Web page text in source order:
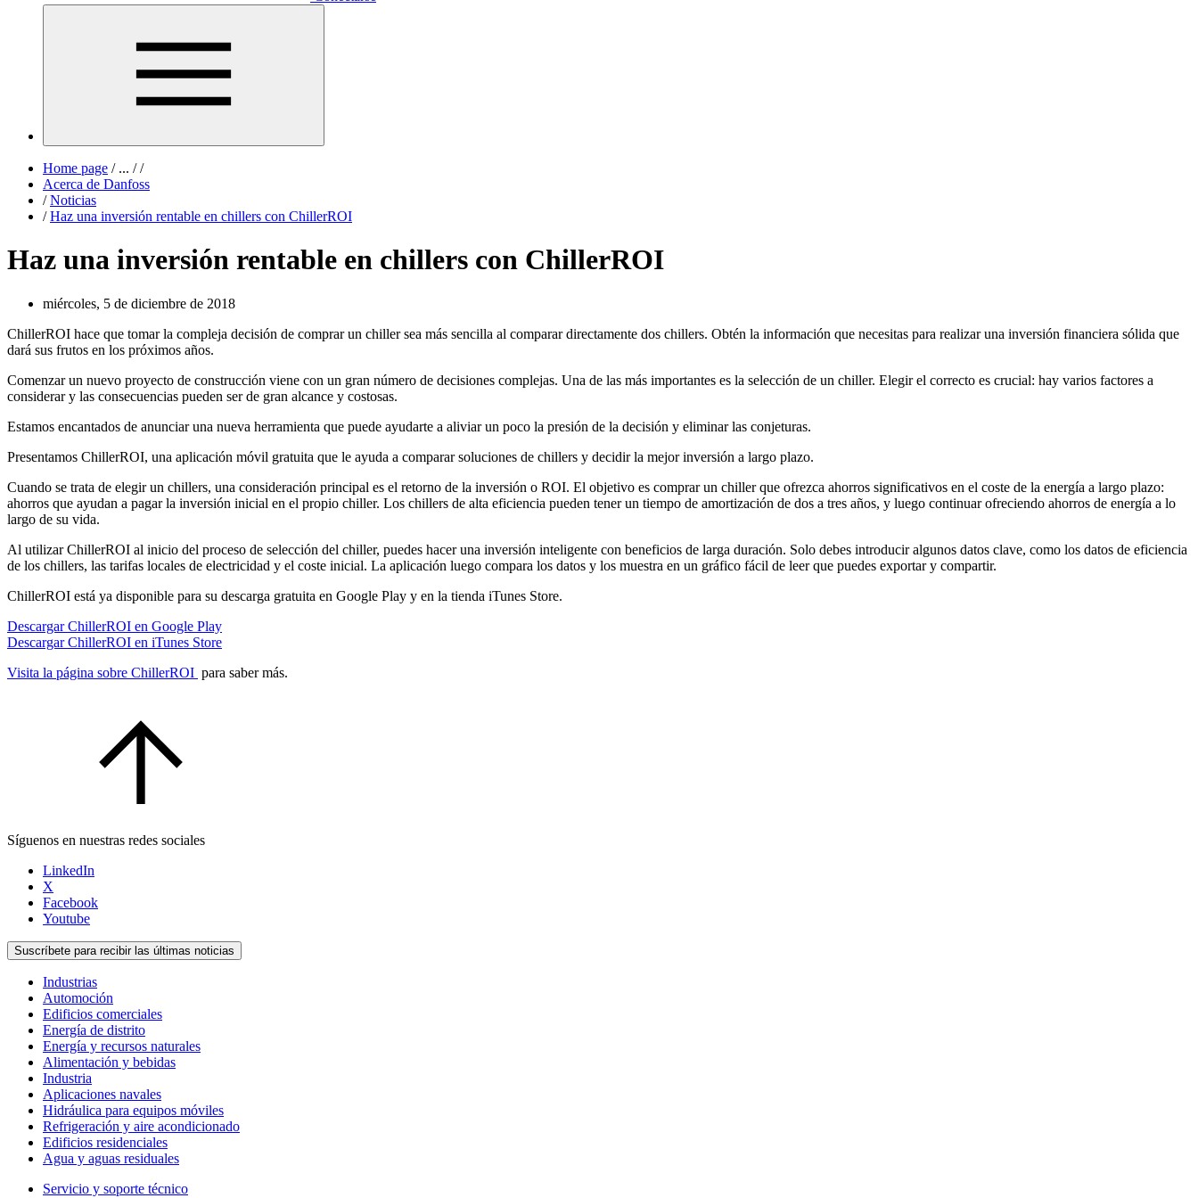
Home page /... / /
Acerca de Danfoss
/ Noticias
/ Haz una inversión rentable en chillers con ChillerROI
Haz una inversión rentable en chillers con ChillerROI
miércoles, 5 de diciembre de 2018
ChillerROI hace que tomar la compleja decisión de comprar un chiller sea más sencilla al comparar directamente dos chillers. Obtén la información que necesitas para realizar una inversión financiera sólida que
dará sus frutos en los próximos años.
Comenzar un nuevo proyecto de construcción viene con un gran número de decisiones complejas. Una de las más importantes es la selección de un chiller. Elegir el correcto es crucial: hay varios factores a
considerar y las consecuencias pueden ser de gran alcance y costosas.
Estamos encantados de anunciar una nueva herramienta que puede ayudarte a aliviar un poco la presión de la decisión y eliminar las conjeturas.
Presentamos ChillerROI, una aplicación móvil gratuita que le ayuda a comparar soluciones de chillers y decidir la mejor inversión a largo plazo.
Cuando se trata de elegir un chillers, una consideración principal es el retorno de la inversión o ROI. El objetivo es comprar un chiller que ofrezca ahorros significativos en el coste de la energía a largo plazo:
ahorros que ayudan a pagar la inversión inicial en el propio chiller. Los chillers de alta eficiencia pueden tener un tiempo de amortización de dos a tres años, y luego continuar ofreciendo ahorros de energía a lo
largo de su vida.
Al utilizar ChillerROI al inicio del proceso de selección del chiller, puedes hacer una inversión inteligente con beneficios de larga duración. Solo debes introducir algunos datos clave, como los datos de eficiencia
de los chillers, las tarifas locales de electricidad y el coste inicial. La aplicación luego compara los datos y los muestra en un gráfico fácil de leer que puedes exportar y compartir.
ChillerROI está ya disponible para su descarga gratuita en Google Play y en la tienda iTunes Store.
Descargar ChillerROI en Google Play
Descargar ChillerROI en iTunes Store
Visita la página sobre ChillerROI para saber más.
Síguenos en nuestras redes sociales
LinkedIn
X
Facebook
Youtube
Suscríbete para recibir las últimas noticias
Industrias
Automoción
Edificios comerciales
Energía de distrito
Energía y recursos naturales
Alimentación y bebidas
Industria
Aplicaciones navales
Hidráulica para equipos móviles
Refrigeración y aire acondicionado
Edificios residenciales
Agua y aguas residuales
Servicio y soporte técnico